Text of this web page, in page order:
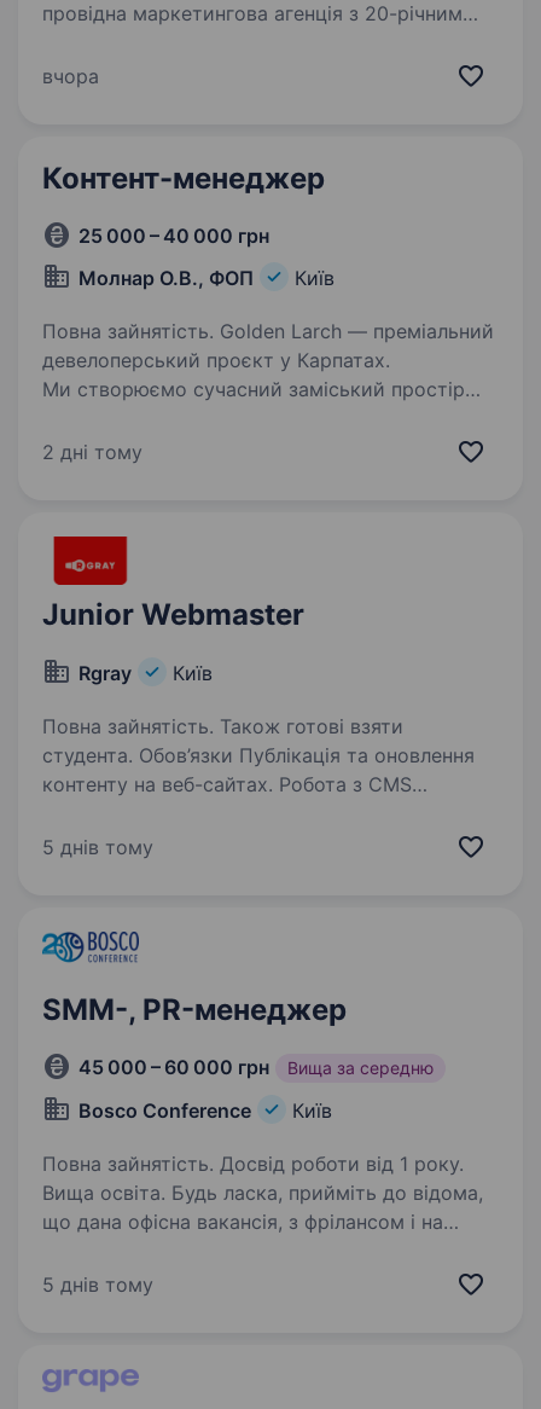
провідна маркетингова агенція з 20-річним
відомі міжнародні корпорації, які представлені
вчора
Контент-менеджер
25 000 – 40 000 грн
Молнар О.В., ФОП
Київ
Повна зайнятість. Golden Larch — преміальний
девелоперський проєкт у Карпатах.
Ми створюємо сучасний заміський простір
допоможе розвивати бренд, створювати
2 дні тому
Junior Webmaster
Rgray Київ
Повна зайнятість. Також готові взяти
студента. Обов’язки Публікація та оновлення
контенту на веб-сайтах. Робота з CMS
сторінок за допомогою HTML/CSS.
5 днів тому
SMM-, PR-менеджер
45 000 – 60 000 грн Вища за середню
Bosco Conference Київ
Повна зайнятість. Досвід роботи від 1 року.
Вища освіта. Будь ласка, прийміть до відома,
що дана офісна вакансія, з фрілансом і на
Conference — міжнародна компанія з успішним
5 днів тому